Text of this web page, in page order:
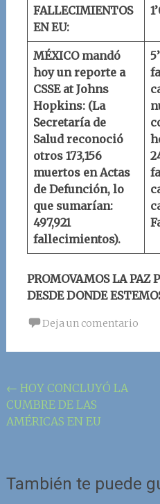
FALLECIMIENTOS
EN EU:
MÉXICO mandó
hoy un reporte a
CSSE at Johns
Hopkins: (La
Secretaría de
Salud reconoció
otros 173,156
muertos en Actas
de Defunción, lo
que sumarían:
497,921
fallecimientos).
PROMOVAMOS LA PAZ
DESDE DONDE
Deja un comentario
Navegación
de
← HOY CONCLUYÓ LA
CUMBRE DE LAS
AMÉRICAS EN EU
También te puede